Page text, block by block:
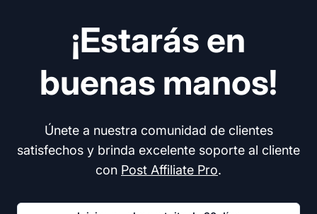
¡Estarás en
buenas manos!
Únete a nuestra comunidad de clientes
satisfechos y brinda excelente soporte al cliente
con Post Affiliate Pro.